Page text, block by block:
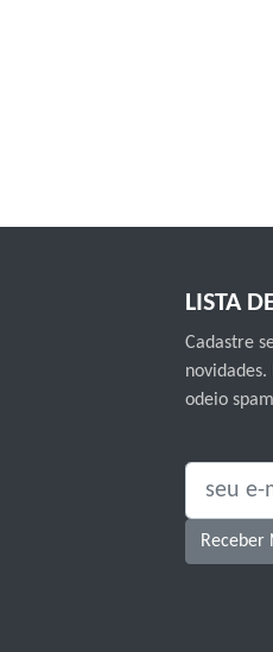
LISTA
Cadastre
odeio
SEU E-MAIL:
Receber